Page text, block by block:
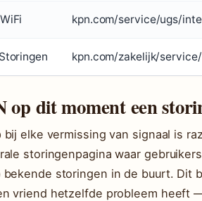
kpn.com/service/ugs/
kpn.com/zakelijk/
op dit moment een
elke vermissing van signaal is
storingenpagina waar
storingen in de buurt. Dit
vriend hetzelfde probleem heeft